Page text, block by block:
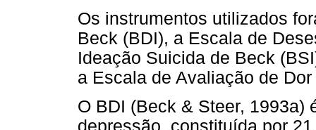
Os instrumentos utilizados
Beck (BDI), a Escala de
Ideação Suicida de Beck
a Escala de Avaliação de
O BDI (Beck & Steer, 1993a)
depressão, constituída por